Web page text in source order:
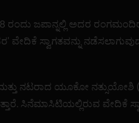
ಜಪಾನ್ನಲ್ಲಿ ಅದರ ರಂಗಮಂದಿರ
ಸ್ವಾಗತವನ್ನು
ನಟರಾದ ಯೂಕೋ ನತ್ಸುಯೋಶಿ
ಸಿನೆಮಾಸಿಟಿಯಲ್ಲಿರುವ ವೇದಿಕೆ